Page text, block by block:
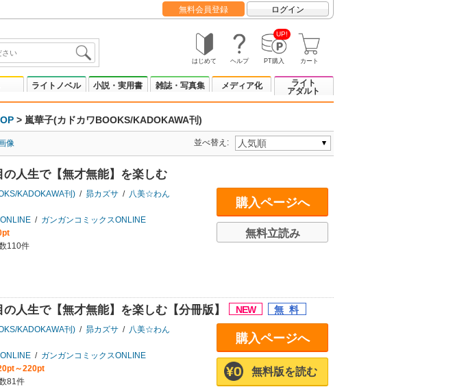
無料会員登録 ログイン
はじめて ヘルプ
UP!
PT購入 カート
ライトノベル 小説・実用書 雑誌・写真集 メディア化
ライト
アダルト
> 嵐華子(カドカワBOOKS/KADOKAWA刊)
像 並べ替え:
人生で【無才無能】を楽しむ
KADOKAWA刊) / 昴カズサ / 八美☆わん
/ ガンガンコミックスONLINE
110件
購入ページへ
無料立読み
人生で【無才無能】を楽しむ【分冊版】
KADOKAWA刊) / 昴カズサ / 八美☆わん
/ ガンガンコミックスONLINE
～220pt
81件
購入ページへ
無料版を読む